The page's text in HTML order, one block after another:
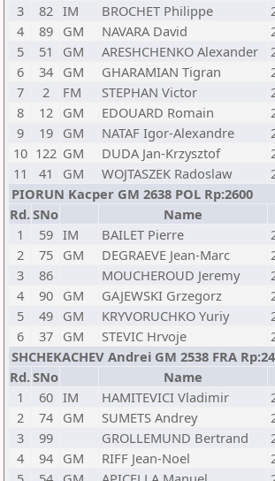
3
82 IM BROCHET Philippe
4
89 GM NAVARA David
5
51 GM ARESHCHENKO Alexander
6
34 GM GHARAMIAN Tigran
7
2 FM STEPHAN Victor
8
12 GM EDOUARD Romain
9
19 GM NATAF Igor-Alexandre
10 122 GM DUDA Jan-Krzysztof
11
41 GM WOJTASZEK Radoslaw
PIORUN Kacper GM 2638 POL Rp:2600
Rd.SNo Name
1
59 IM BAILET Pierre
2
75 GM DEGRAEVE Jean-Marc
3
86 MOUCHEROUD Jeremy
4
90 GM GAJEWSKI Grzegorz
5
49 GM KRYVORUCHKO Yuriy
6
37 GM STEVIC Hrvoje
SHCHEKACHEV Andrei GM 2538 FRA
Rd.SNo Name
1
60 IM HAMITEVICI Vladimir
2
74 GM SUMETS Andrey
3
99 GROLLEMUND Bertrand
4
94 GM RIFF Jean-Noel